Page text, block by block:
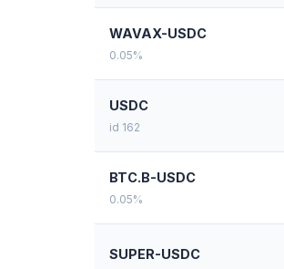
WAVAX-USDC
0.05%
USDC
id 162
BTC.B-USDC
0.05%
SUPER-USDC